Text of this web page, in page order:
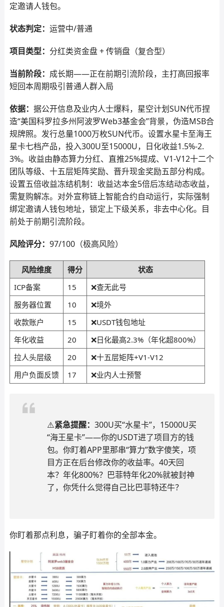
定邀请人钱包。
状态判定： 运营中/普通
项目类型： 分红类资金盘 + 传销盘（复合型）
当前阶段： 成长期——正在前期引流阶段，主打高回报率
短回本周期吸引普通人群入局
依据： 据公开信息及业内人士爆料，星空计划SUN代币捏
造“美国科罗拉多州阿波罗Web3基金会”背景，伪造MSB合
规牌照。发行总量1000万枚SUN代币。设置水星卡至海王
星卡七档产品，投入300U至15000U，日化收益1.5%-2.
3%。收益由静态算力分红、直推25%提成、V1-V12十二个
团队等级、十五层矩阵奖励、晋升现金奖励五部分构成。
设置五倍收益冻结机制：收益达本金5倍后冻结动态收益，
需复购解冻。对外宣称链上智能合约自动运行，实际强制
绑定邀请人钱包地址，锁定上下级关系，非去中心化。目
前处于前期引流阶段。
风险评分： 97/100（极高风险）
风险维度 得分
状态
ICP备案
15
❌查无此号
服务器位置
10
❌境外
收款账户
15
❌USDT钱包地址
年化收益
20
❌日化最高2.3%（年化超800%）
拉人头层级
20
❌十五层矩阵+V1-V12
用户负面反馈
17 ❌业内人士预警
⚠️紧急提醒： 300U买“水星卡”，15000U买
“海王星卡”——你的USDT进了项目方的钱
包。你盯着APP里那串“算力”数字傻笑，项
目方正在后台修改你的收益率。40天回
本？年化800%？巴菲特年化20%就被封神
了，你凭什么觉得自己比巴菲特还牛？
你盯着那点利息，骗子盯着你的全部本金。